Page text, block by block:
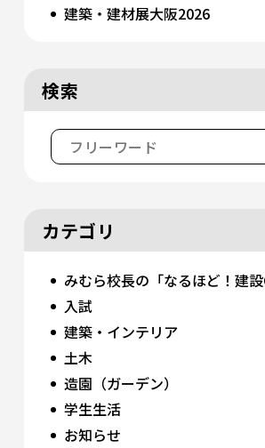
建築・建材展大阪2026
検索
カテゴリ
みむら校長の「なるほど！建設
入試
建築・インテリア
土木
造園（ガーデン）
学生生活
お知らせ